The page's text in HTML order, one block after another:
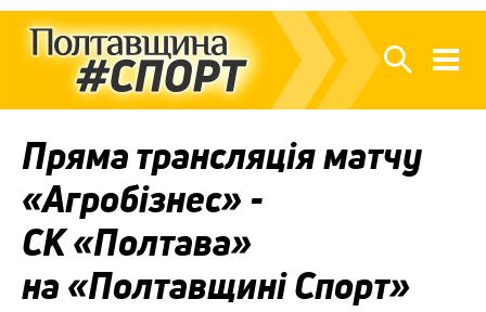
Пряма трансляція матчу
«Агробізнес» -
СК «Полтава»
на «Полтавщині Спорт»